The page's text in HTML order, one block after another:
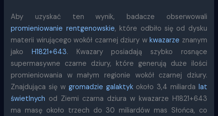
Aby uzyskać ten wynik, badacze obserwowali
promieniowanie rentgenowskie, które odbiło się od dysku
materii wirującego wokół czarnej dziury wkwazarze znanym
jakoH1821+643. Kwazary posiadają szybko rosnące
supermasywne czarne dziury, które generują duże ilości
promieniowania w małym regionie wokół czarnej dziury.
Znajdująca się w gromadzie galaktykokoło 3,4 miliarda lat
świetlnych od Ziemi czarna dziura w kwazarze H1821+643
ma masę około trzech do 30 miliardów mas Słońca, co